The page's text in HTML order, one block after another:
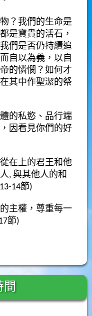
？我們的生命是
是寶貴的活石，
們是否仍持續追
自以為義，以自
的憐憫？如何才
其中作聖潔的祭
的私慾、品行端
因看見你們的好
在上的君王和他
, 與其他人的和
14節)
主權，尊重每一
節)
間